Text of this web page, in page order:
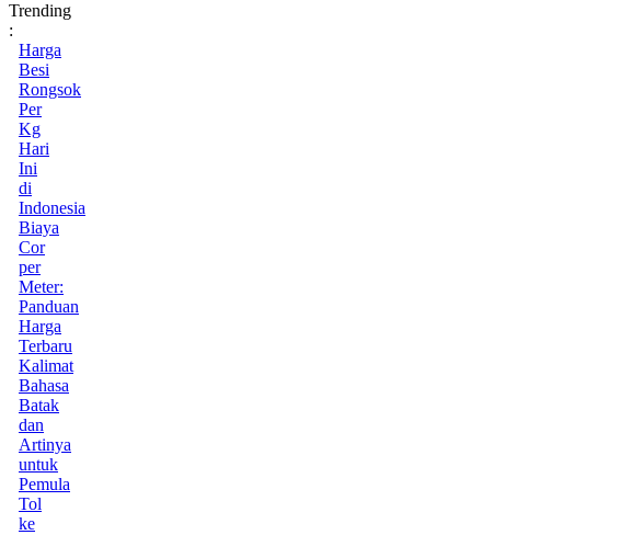
Trending
:
Harga
Besi
Rongsok
Per
Kg
Hari
Ini
di
Indonesia
Biaya
Cor
per
Meter:
Panduan
Harga
Terbaru
Kalimat
Bahasa
Batak
dan
Artinya
untuk
Pemula
Tol
ke